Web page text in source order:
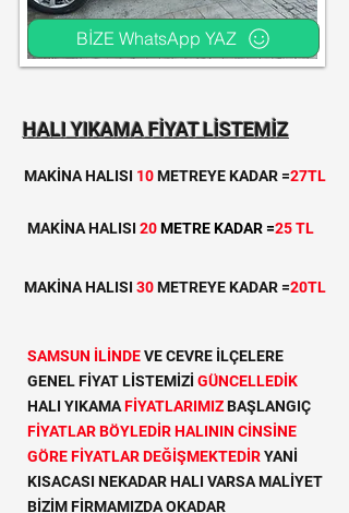
BİZE WhatsApp YAZ
HALI YIKAMA FİYAT LİSTEMİZ
MAKİNA HALISI 10METREYE KADAR =27TL
MAKİNA HALISI 20METRE KADAR =25 TL
MAKİNA HALISI 30METREYE KADAR =20TL
SAMSUN İLİNDEVE CEVRE İLÇELERE
GENEL FİYAT LİSTEMİZİ GÜNCELLEDİK
HALI YIKAMAFİYATLARIMIZBAŞLANGIÇ
FİYATLAR BÖYLEDİR HALININ CİNSİNE
GÖRE FİYATLAR DEĞİŞMEKTEDİRYANİ
KISACASI NEKADAR HALI VARSA MALİYET
BİZİM FİRMAMIZDA OKADAR